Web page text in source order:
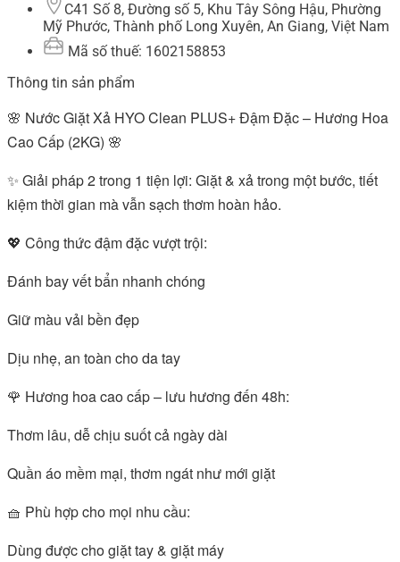
C41 Số 8, Đường số 5, Khu Tây Sông Hậu, Phường
Mỹ Phước, Thành phố Long Xuyên, An Giang, Việt Nam
Mã số thuế: 1602158853
Thông tin sản phẩm
🌸 Nước Giặt Xả HYO Clean PLUS+ Đậm Đặc – Hương Hoa
Cao Cấp (2KG) 🌸
✨ Giải pháp 2 trong 1 tiện lợi: Giặt & xả trong một bước, tiết
kiệm thời gian mà vẫn sạch thơm hoàn hảo.
💖 Công thức đậm đặc vượt trội:
Đánh bay vết bẩn nhanh chóng
Giữ màu vải bền đẹp
Dịu nhẹ, an toàn cho da tay
🌹 Hương hoa cao cấp – lưu hương đến 48h:
Thơm lâu, dễ chịu suốt cả ngày dài
Quần áo mềm mại, thơm ngát như mới giặt
🧺 Phù hợp cho mọi nhu cầu:
Dùng được cho giặt tay & giặt máy